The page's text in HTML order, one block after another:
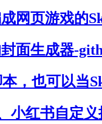
网页游戏的
面生成器-
，也可以当
小红书自定